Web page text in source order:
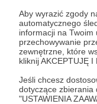
Aby wyrazić zgody
automatycznego
informacji na Twoim
przechowywanie
zewnętrzne, które
kliknij AKCEPTUJĘ I
Jeśli chcesz
dotyczące zbierania
"USTAWIENIA
Czy na pewno